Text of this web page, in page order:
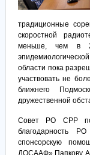
традиционные
скоростной
меньше, чем в
области пока
участвовать не
ближнего
дружественной
Совет РО СРР по
благодарность
спонсорскую
ДОСААФ» Папкову